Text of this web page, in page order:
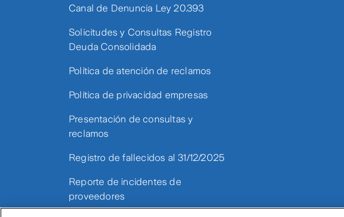
Canal de Denuncia Ley 20.393
Solicitudes y Consultas Registro
Deuda Consolidada
Política de atención de reclamos
Política de privacidad empresas
Presentación de consultas y
reclamos
Registro de fallecidos al 31/12/2025
Reporte de incidentes de
proveedores